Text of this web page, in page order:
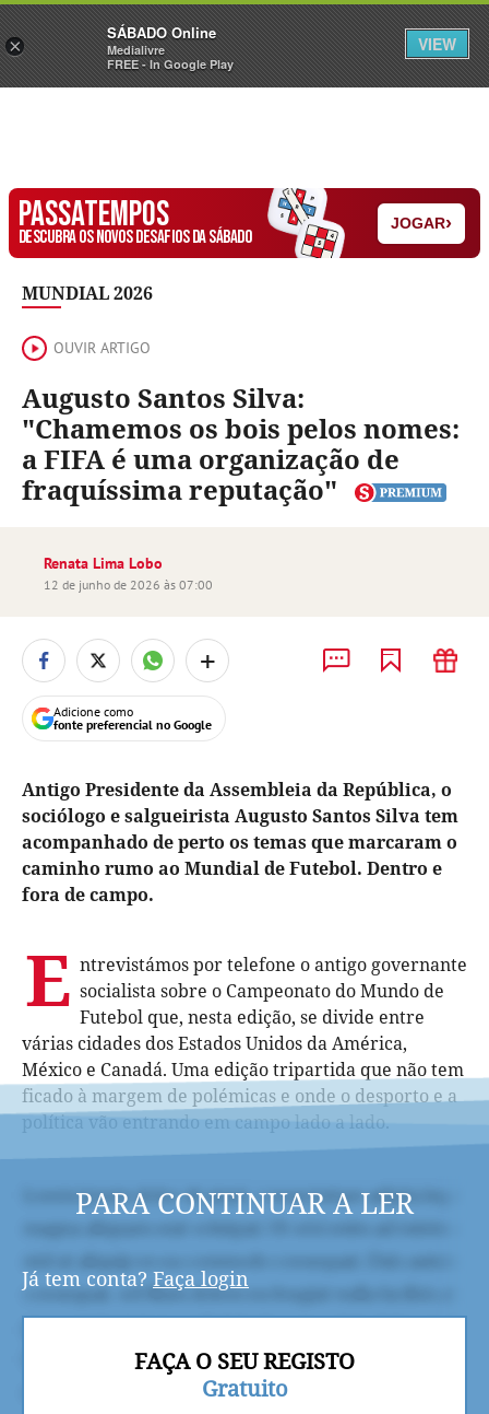
Sábado Assine Iniciar Sessão
PASSATEMPOS
DESCUBRA OS NOVOS DESAFIOS DA SÁBADO
JOGAR›
MUNDIAL 2026
OUVIR ARTIGO
Augusto Santos Silva:
"Chamemos os bois pelos nomes:
a FIFA é uma organização de
fraquíssima reputação"
Renata Lima Lobo
12 de junho de 2026 às 07:00
+
Adicione como
fonte preferencial no Google
Antigo Presidente da Assembleia da República, o
sociólogo e salgueirista Augusto Santos Silva tem
acompanhado de perto os temas que marcaram o
caminho rumo ao Mundial de Futebol. Dentro e
fora de campo.
E ntrevistámos por telefone o antigo governante
socialista sobre o Campeonato do Mundo de
Futebol que, nesta edição, se divide entre
várias cidades dos Estados Unidos da América,
México e Canadá. Uma edição tripartida que não tem
ficado à margem de polémicas e onde o desporto e a
política vão entrando em campo lado a lado.
PARA CONTINUAR A LER
Já tem conta? Faça login
FAÇA O SEU REGISTO
Gratuito
×
SÁBADO Online
Medialivre
FREE - In Google Play
VIEW